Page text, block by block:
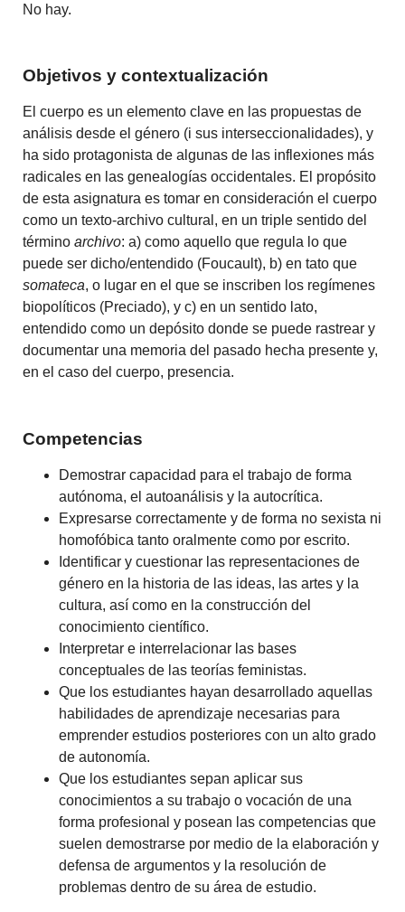
No hay.
Objetivos y contextualización
El cuerpo es un elemento clave en las propuestas de
análisis desde el género (i sus interseccionalidades), y
ha sido protagonista de algunas de las inflexiones más
radicales en las genealogías occidentales. El propósito
de esta asignatura es tomar en consideración el cuerpo
como un texto-archivo cultural, en un triple sentido del
términoarchivo: a) como aquello que regula lo que
puede ser dicho/entendido (Foucault), b) en tato que
somateca, o lugar en el que se inscriben los regímenes
biopolíticos (Preciado), y c) en un sentido lato,
entendido como un depósito donde se puede rastrear y
documentar una memoria del pasado hecha presente y,
en el caso del cuerpo, presencia.
Competencias
Demostrar capacidad para el trabajo de forma
autónoma, el autoanálisis y la autocrítica.
Expresarse correctamente y de forma no sexista ni
homofóbica tanto oralmente como por escrito.
Identificar y cuestionar las representaciones de
género en la historia de las ideas, las artes y la
cultura, así como en la construcción del
conocimiento científico.
Interpretar e interrelacionar las bases
conceptuales de las teorías feministas.
Que los estudiantes hayan desarrollado aquellas
habilidades de aprendizaje necesarias para
emprender estudios posteriores con un alto grado
de autonomía.
Que los estudiantes sepan aplicar sus
conocimientos a su trabajo o vocación de una
forma profesional y posean las competencias que
suelen demostrarse por medio de la elaboración y
defensa de argumentos y la resolución de
problemas dentro de su área de estudio.